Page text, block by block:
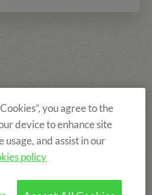
02 AGOyou agree to the
device to enhance site
and assist in our
policy